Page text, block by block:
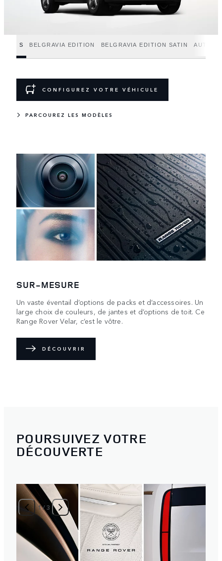
S BELGRAVIA EDITION BELGRAVIA EDITION SATIN
CONFIGUREZ VOTRE VÉHICULE
PARCOUREZ LES MODÈLES
SUR-MESURE
Un vaste éventail d’options de packs et d’accessoires. Un
large choix de couleurs, de jantes et d’options de toit. Ce
Range Rover Velar, c’est le vôtre.
DÉCOUVRIR
POURSUIVEZ VOTRE
DÉCOUVERTE
1/3